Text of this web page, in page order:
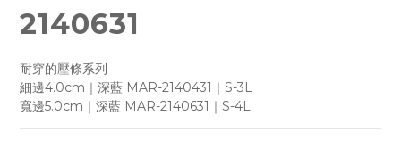
2140631
耐穿的壓條系列
細邊4.0cm｜深藍 MAR-2140431｜S-3L
寬邊5.0cm｜深藍 MAR-2140631｜S-4L